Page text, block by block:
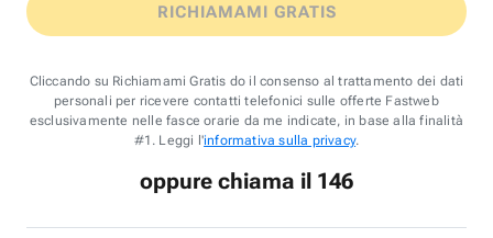
RICHIAMAMI GRATIS
Cliccando su Richiamami Gratis do il consenso al trattamento dei dati
personali per ricevere contatti telefonici sulle offerte Fastweb
esclusivamente nelle fasce orarie da me indicate, in base alla finalità
#1. Leggi l'informativa sulla privacy.
oppure chiama il 146